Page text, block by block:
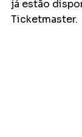
já estão
Ticketmaster.